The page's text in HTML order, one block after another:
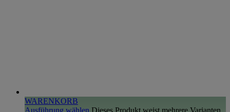
WARENKORB
Ausführung wählen Dieses Produkt weist mehrere Varianten